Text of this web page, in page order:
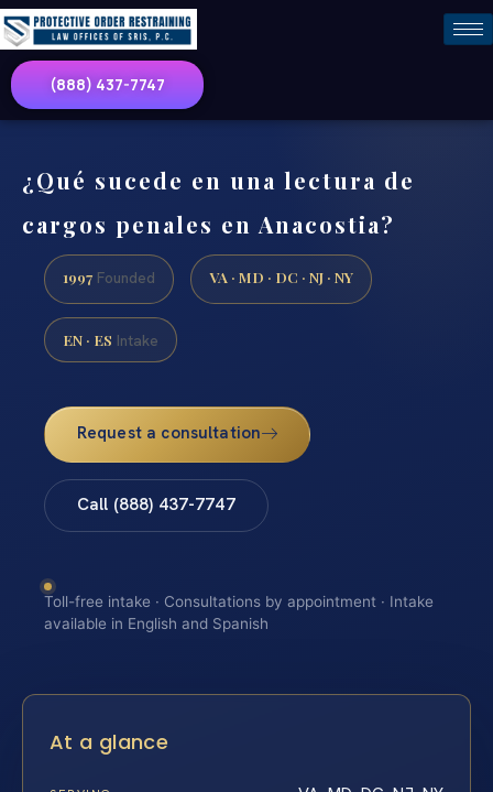
(888) 437-7747
¿Qué sucede en una lectura de
cargos penales en Anacostia?
1997 Founded VA · MD · DC · NJ · NY
EN · ES Intake
Request a consultation
Call (888) 437-7747
Toll-free intake · Consultations by appointment · Intake
available in English and Spanish
At a glance